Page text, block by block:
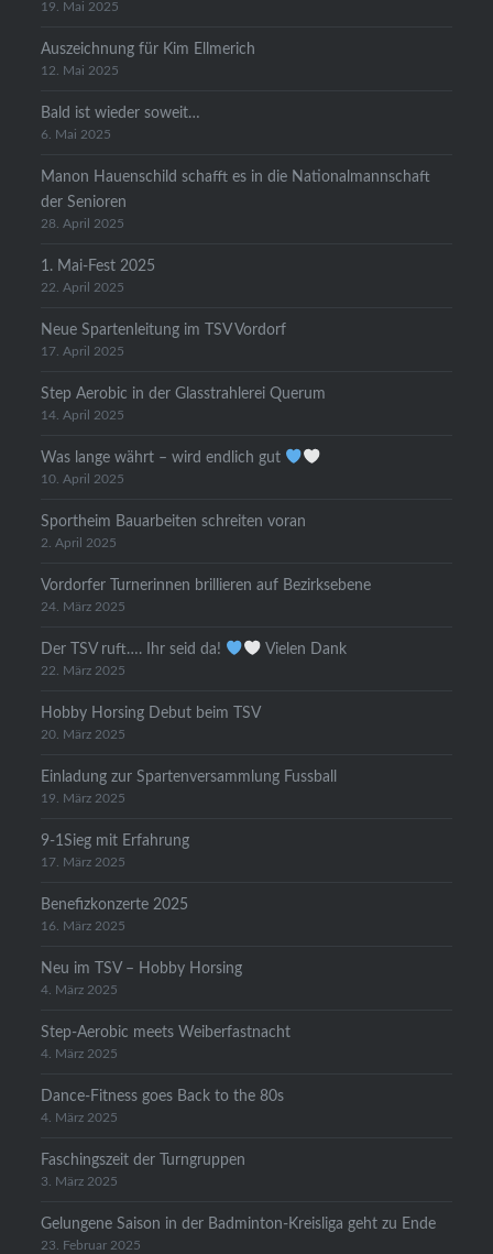
19. Mai 2025
Auszeichnung für Kim Ellmerich
12. Mai 2025
Bald ist wieder soweit…
6. Mai 2025
Manon Hauenschild schafft es in die Nationalmannschaft
der Senioren
28. April 2025
1. Mai-Fest 2025
22. April 2025
Neue Spartenleitung im TSV Vordorf
17. April 2025
Step Aerobic in der Glasstrahlerei Querum
14. April 2025
Was lange währt – wird endlich gut
10. April 2025
Sportheim Bauarbeiten schreiten voran
2. April 2025
Vordorfer Turnerinnen brillieren auf Bezirksebene
24. März 2025
Der TSV ruft…. Ihr seid da! Vielen Dank
22. März 2025
Hobby Horsing Debut beim TSV
20. März 2025
Einladung zur Spartenversammlung Fussball
19. März 2025
9-1Sieg mit Erfahrung
17. März 2025
Benefizkonzerte 2025
16. März 2025
Neu im TSV – Hobby Horsing
4. März 2025
Step-Aerobic meets Weiberfastnacht
4. März 2025
Dance-Fitness goes Back to the 80s
4. März 2025
Faschingszeit der Turngruppen
3. März 2025
Gelungene Saison in der Badminton-Kreisliga geht zu Ende
23. Februar 2025